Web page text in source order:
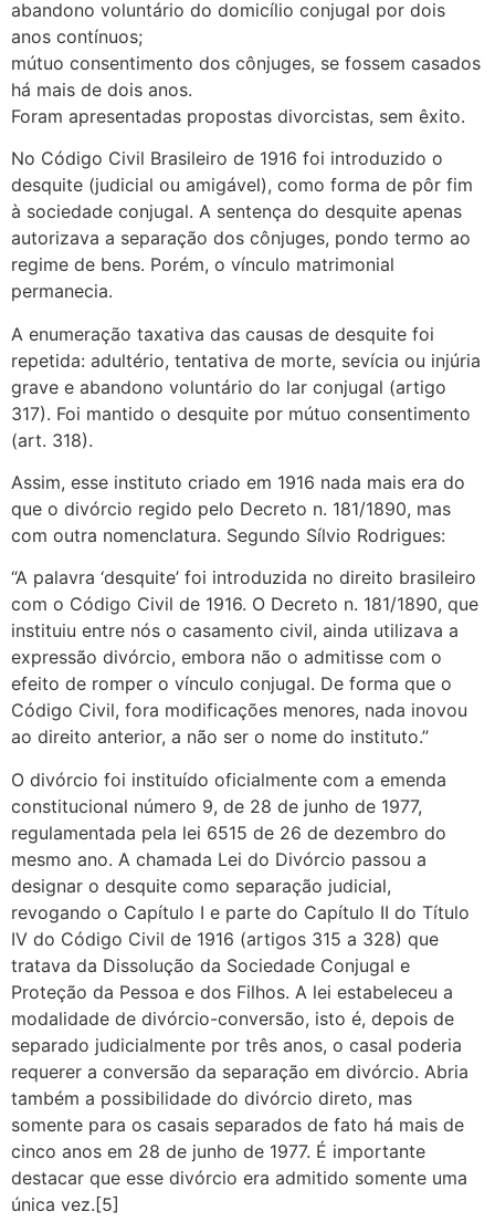
abandono voluntário do domicílio conjugal por dois
anos contínuos;
mútuo consentimento dos cônjuges, se fossem casados
há mais de dois anos.
Foram apresentadas propostas divorcistas, sem êxito.
No Código Civil Brasileiro de 1916 foi introduzido o
desquite (judicial ou amigável), como forma de pôr fim
à sociedade conjugal. A sentença do desquite apenas
autorizava a separação dos cônjuges, pondo termo ao
regime de bens. Porém, o vínculo matrimonial
permanecia.
A enumeração taxativa das causas de desquite foi
repetida: adultério, tentativa de morte, sevícia ou injúria
grave e abandono voluntário do lar conjugal (artigo
317). Foi mantido o desquite por mútuo consentimento
(art. 318).
Assim, esse instituto criado em 1916 nada mais era do
que o divórcio regido pelo Decreto n. 181/1890, mas
com outra nomenclatura. Segundo Sílvio Rodrigues:
“A palavra ‘desquite’ foi introduzida no direito brasileiro
com o Código Civil de 1916. O Decreto n. 181/1890, que
instituiu entre nós o casamento civil, ainda utilizava a
expressão divórcio, embora não o admitisse com o
efeito de romper o vínculo conjugal. De forma que o
Código Civil, fora modificações menores, nada inovou
ao direito anterior, a não ser o nome do instituto.”
O divórcio foi instituído oficialmente com a emenda
constitucional número 9, de 28 de junho de 1977,
regulamentada pela lei 6515 de 26 de dezembro do
mesmo ano. A chamada Lei do Divórcio passou a
designar o desquite como separação judicial,
revogando o Capítulo I e parte do Capítulo II do Título
IV do Código Civil de 1916 (artigos 315 a 328) que
tratava da Dissolução da Sociedade Conjugal e
Proteção da Pessoa e dos Filhos. A lei estabeleceu a
modalidade de divórcio-conversão, isto é, depois de
separado judicialmente por três anos, o casal poderia
requerer a conversão da separação em divórcio. Abria
também a possibilidade do divórcio direto, mas
somente para os casais separados de fato há mais de
cinco anos em 28 de junho de 1977. É importante
destacar que esse divórcio era admitido somente uma
única vez.[5]